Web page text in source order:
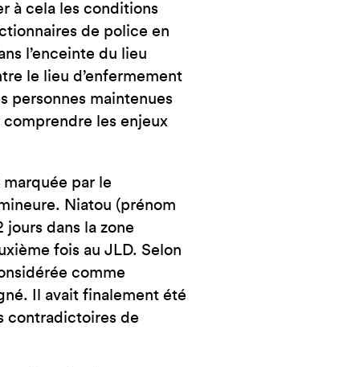
à cela les conditions
de police en
l’enceinte du lieu
le lieu d’enfermement
personnes maintenues
les enjeux
par le
Niatou (prénom
jours dans la zone
fois au JLD. Selon
comme
Il avait finalement été
contradictoires de